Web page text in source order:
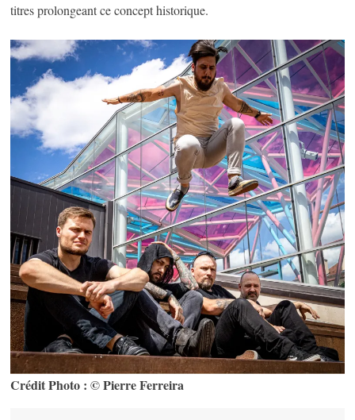
titres prolongeant ce concept historique.
Crédit Photo : © Pierre Ferreira